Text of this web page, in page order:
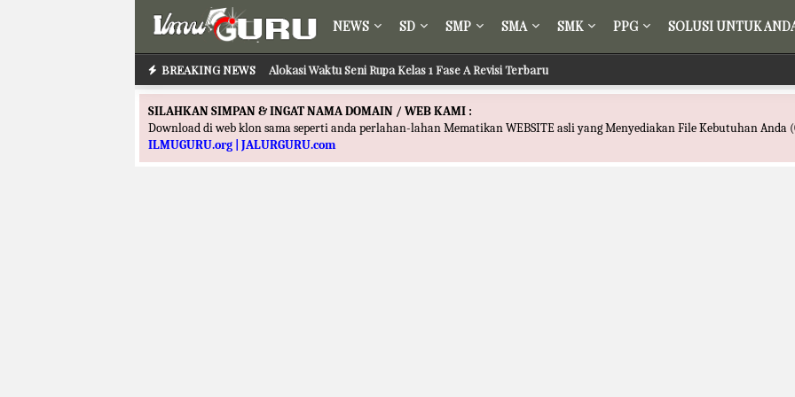
NEWS SD SMP SMA SMK PPG SOLUSI UNTUK
BREAKING NEWS Alokasi Waktu Seni Rupa Kelas 1 Fase A Revisi Terbaru
SILAHKAN SIMPAN & INGAT NAMA DOMAIN / WEB KAMI :
Download di web klon sama seperti anda perlahan-lahan Mematikan WEBSITE asli yang Menyediakan File Kebutuhan Anda
ILMUGURU.org | JALURGURU.com